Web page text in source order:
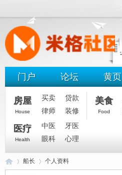
门户 论坛 黄页
房屋
House
买卖
贷款
律师
装修
美食
Food
医疗
Health
中医
牙医
眼科
心理
船长 个人资料